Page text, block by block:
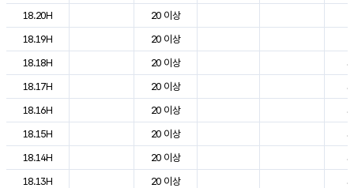
18.20H
20 이상
18.19H
20 이상
18.18H
20 이상
18.17H
20 이상
18.16H
20 이상
18.15H
20 이상
18.14H
20 이상
18.13H
20 이상